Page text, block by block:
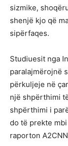
sizmike,
shenjë kjo që
sipërfaqes.
Studiuesit nga
paralajmërojnë
përkuljeje në
një shpërthimi
shpërthimi i
do të prekte
raporton